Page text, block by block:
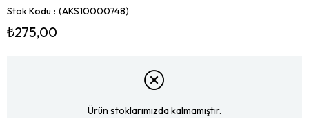
Stok Kodu (AKS10000748)
₺275,00
Ürün stoklarımızda kalmamıştır.